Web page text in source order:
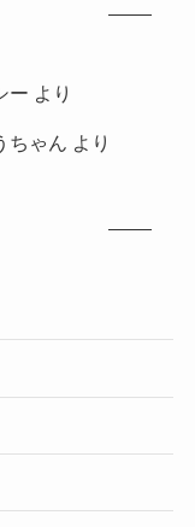
ー より
ちゃん より